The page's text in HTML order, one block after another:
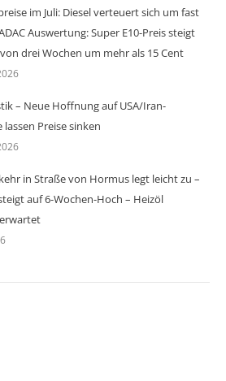
im Juli: Diesel verteuert sich um fast
Auswertung: Super E10-Preis steigt
drei Wochen um mehr als 15 Cent
– Neue Hoffnung auf USA/Iran-
lassen Preise sinken
in Straße von Hormus legt leicht zu –
auf 6-Wochen-Hoch – Heizöl